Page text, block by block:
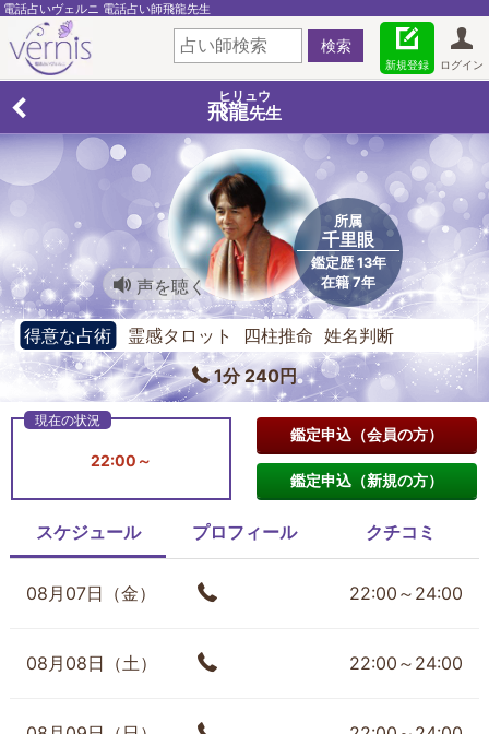
電話占いヴェルニ 電話占い師飛龍先生
ログイン
新規登録
ヒリュウ
飛龍先生
所属
千里眼
鑑定歴 13年
在籍 7年
声を聴く
得意な占術
霊感タロット 四柱推命 姓名判断
1分 240円
22:00～
鑑定申込（会員の方）
鑑定申込（新規の方）
スケジュール プロフィール クチコミ
08月07日（金） 22:00～24:00
08月08日（土） 22:00～24:00